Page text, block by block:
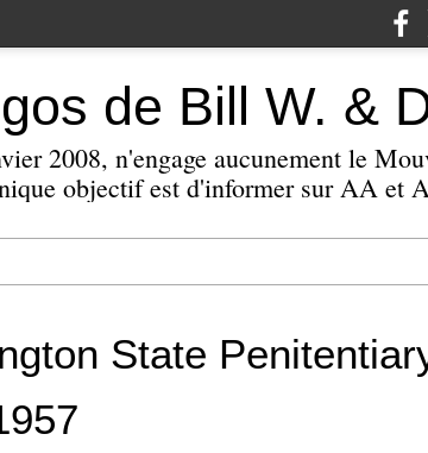
de Bill W. &
2008, n'engage aucunement le
objectif est d'informer sur AA et
State